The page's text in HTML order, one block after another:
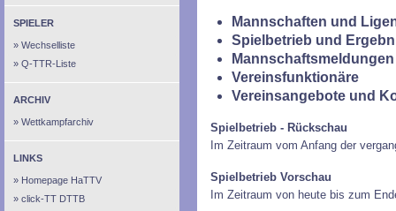
SPIELER
Wechselliste
Q-TTR-Liste
ARCHIV
Wettkampfarchiv
LINKS
Homepage HaTTV
click-TT DTTB
Mannschaften und
Spielbetrieb und
Vereinsfunktionäre
Vereinsangebote und
Spielbetrieb - Rückschau
Im Zeitraum vom Anfang der
Spielbetrieb Vorschau
Im Zeitraum von heute bis zum